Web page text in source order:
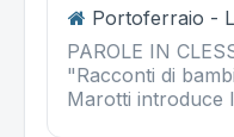
Portoferraio -
PAROLE IN
"Racconti di
Marotti introduce